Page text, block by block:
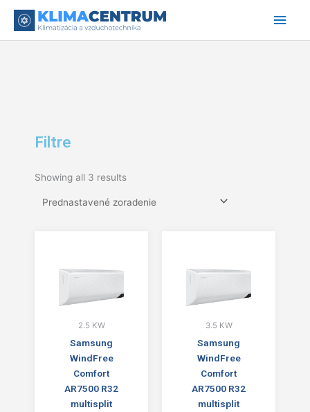
Filtre
Showing all 3 results
2.5 KW
Samsung
WindFree
Comfort
AR7500 R32
multisplit
3.5 KW
Samsung
WindFree
Comfort
AR7500 R32
multisplit